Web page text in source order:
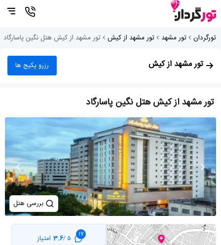
تورگردان تور مشهد تور مشهد از کیش تور مشهد از کیش هتل نگین پاسارگاد
تور مشهد از کیش رزرو پکیج ها
تور مشهد از کیش هتل نگین پاسارگاد
بررسی هتل
17
5 /
3.6 امتیاز